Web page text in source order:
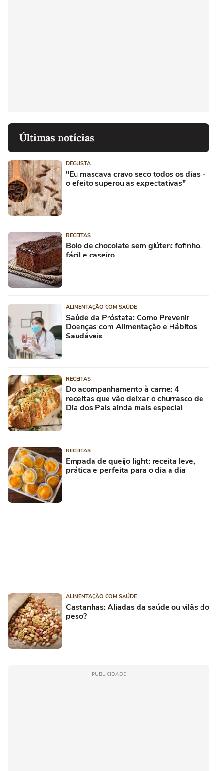
Últimas notícias
DEGUSTA
"Eu mascava cravo seco todos os dias -
o efeito superou as expectativas"
RECEITAS
Bolo de chocolate sem glúten: fofinho,
fácil e caseiro
ALIMENTAÇÃO COM SAÚDE
Saúde da Próstata: Como Prevenir
Doenças com Alimentação e Hábitos
Saudáveis
RECEITAS
Do acompanhamento à carne: 4
receitas que vão deixar o churrasco de
Dia dos Pais ainda mais especial
RECEITAS
Empada de queijo light: receita leve,
prática e perfeita para o dia a dia
ALIMENTAÇÃO COM SAÚDE
Castanhas: Aliadas da saúde ou vilãs do
peso?
PUBLICIDADE